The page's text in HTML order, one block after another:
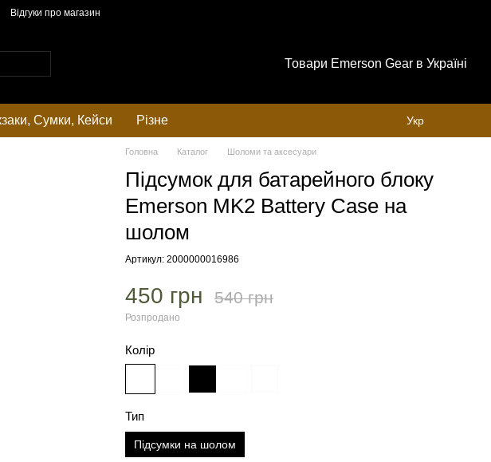
Відгуки про магазин
Товари Emerson Gear в Україні
Cумки, Кейси Різне Укр
Головна Каталог Шоломи та аксесуари
Підсумок для батарейного блоку
Emerson MK2 Battery Case на
шолом
Артикул: 2000000016986
450 грн 540 грн
Розпродано
Колір
Тип
Підсумки на шолом